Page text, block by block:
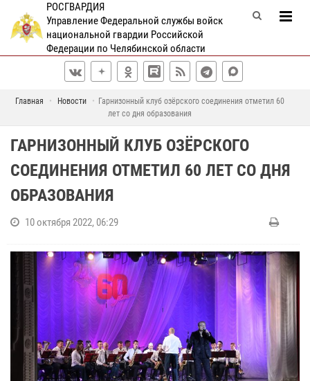
РОСГВАРДИЯ
Управление Федеральной службы войск
национальной гвардии Российской
Федерации по Челябинской области
Главная Новости
Гарнизонный клуб озёрского соединения отметил 60
лет со дня образования
ГАРНИЗОННЫЙ КЛУБ ОЗЁРСКОГО
СОЕДИНЕНИЯ ОТМЕТИЛ 60 ЛЕТ СО ДНЯ
ОБРАЗОВАНИЯ
10 октября 2022, 06:29